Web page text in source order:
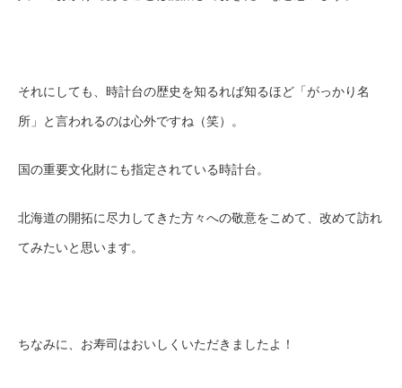
それにしても、時計台の歴史を知るれば知るほど「がっかり名
所」と言われるのは心外ですね（笑）。
国の重要文化財にも指定されている時計台。
北海道の開拓に尽力してきた方々への敬意をこめて、改めて訪れ
てみたいと思います。
ちなみに、お寿司はおいしくいただきましたよ！